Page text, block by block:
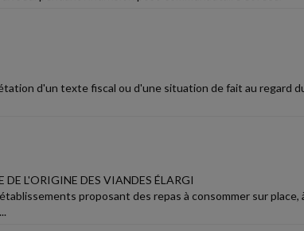
d'un texte fiscal ou d'une situation de fait au regard
L'ORIGINE DES VIANDES ÉLARGI
proposant des repas à consommer sur